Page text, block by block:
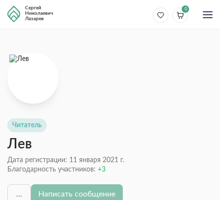
Сергей
Николаевич
Лазарев
0
Читатель
Лев
Дата регистрации: 11 января 2021 г.
Благодарность участников:
3
... Написать сообщение